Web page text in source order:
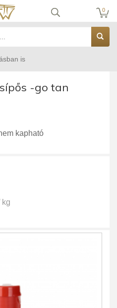
0
is
-go tan
kapható
kg